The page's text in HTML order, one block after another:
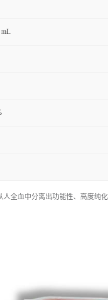
mL
全血中分离出功能性、高度